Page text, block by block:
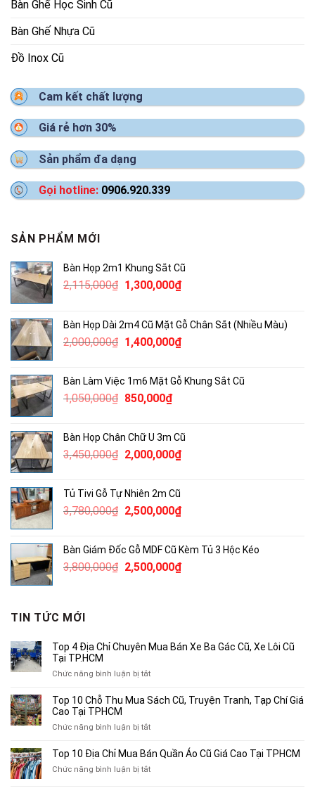
Bàn Ghế Học Sinh Cũ
Bàn Ghế Nhựa Cũ
Đồ Inox Cũ
Cam kết chất lượng
Giá rẻ hơn 30%
Sản phẩm đa dạng
Gọi hotline: 0906.920.339
SẢN PHẨM MỚI
Bàn Họp 2m1 Khung Sắt Cũ
2,115,000₫ Giá
2,115,000₫.
1,300,000₫Giá
là:
1,300,000₫.
Bàn Họp Dài 2m4 Cũ Mặt Gỗ Chân Sắt (Nhiều Màu)
2,000,000₫ Giá
2,000,000₫.
1,400,000₫Giá
là:
Bàn Làm Việc 1m6 Mặt Gỗ Khung Sắt Cũ
1,050,000₫ Giá
1,050,000₫.
850,000₫Giá
là:
850,000₫.
Bàn Họp Chân Chữ U 3m Cũ
3,450,000₫ Giá
3,450,000₫.
2,000,000₫Giá
2,000,000₫.
Tủ Tivi Gỗ Tự Nhiên 2m Cũ
3,780,000₫ Giá
3,780,000₫.
2,500,000₫Giá
là:
2,500,000₫.
Bàn Giám Đốc Gỗ MDF Cũ Kèm Tủ 3 Hộc Kéo
3,800,000₫ Giá
2,500,000₫Giá
TIN TỨC MỚI
Top 4 Địa Chỉ Chuyên Mua Bán Xe Ba Gác Cũ, Xe Lôi Cũ
Tại TP.HCM
Chức năng bình luận bị tắtở
4
Chuyên
Bán
Xe
Top 10 Chỗ Thu Mua Sách Cũ, Truyện Tranh, Tạp Chí Giá
Cao Tại TPHCM
Chức năng bình luận bị tắtở
10
Thu
Top 10 Địa Chỉ Mua Bán Quần Áo Cũ Giá Cao Tại TPHCM
Chức năng bình luận bị tắtở